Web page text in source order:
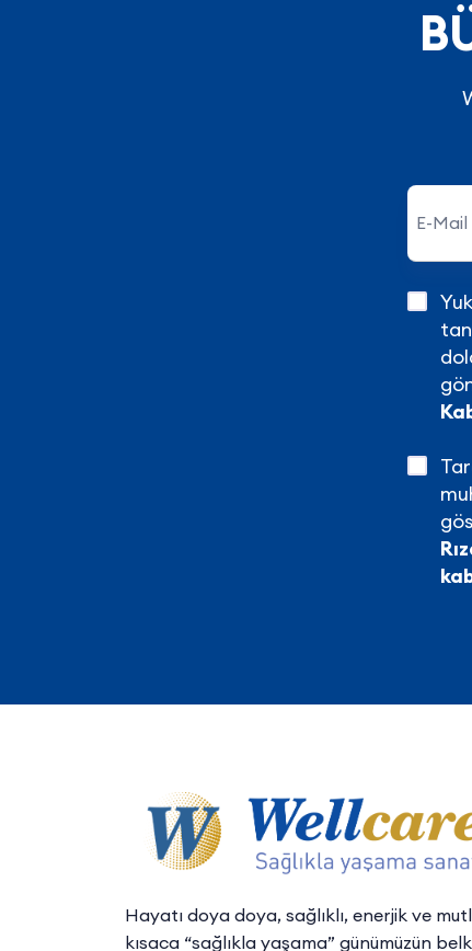
Hayatı doya doya, sağlıklı, enerjik ve
kısaca “sağlıkla yaşama” günümüzün